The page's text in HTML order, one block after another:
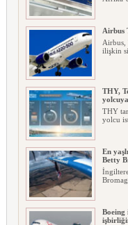
Airbus
Airbus,
ilişkin
THY,
THY
yolcu
En
Betty
Boeing